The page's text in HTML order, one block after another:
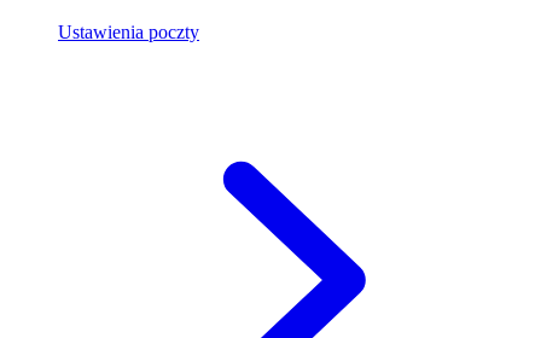
Ustawienia poczty